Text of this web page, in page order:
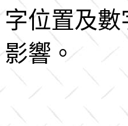
字位置及
影響。